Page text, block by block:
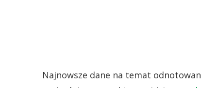
Najnowsze dane na temat